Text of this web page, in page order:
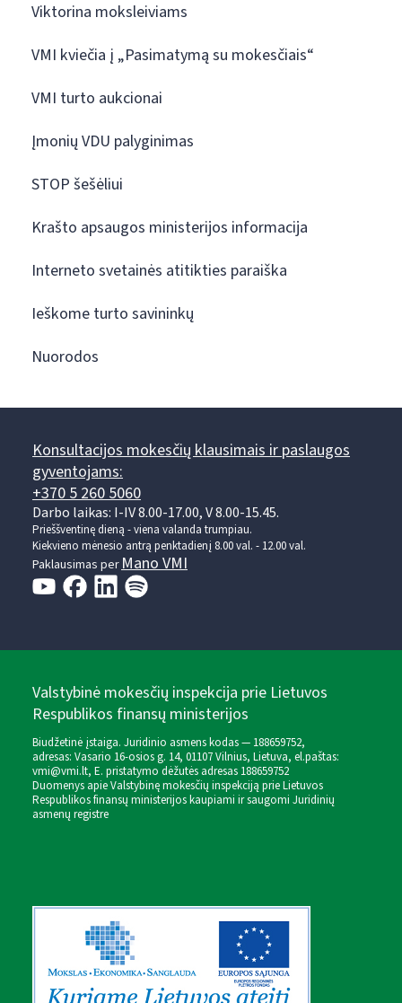
Viktorina moksleiviams
VMI kviečia į „Pasimatymą su mokesčiais“
VMI turto aukcionai
Įmonių VDU palyginimas
STOP šešėliui
Krašto apsaugos ministerijos informacija
Interneto svetainės atitikties paraiška
Ieškome turto savininkų
Nuorodos
Konsultacijos mokesčių klausimais ir paslaugos
gyventojams:
+370 5 260 5060
Darbo laikas: I-IV 8.00-17.00, V 8.00-15.45.
Prieššventinę dieną - viena valanda trumpiau.
Kiekvieno mėnesio antrą penktadienį 8.00 val. - 12.00 val.
Paklausimas perMano VMI
Valstybinė mokesčių inspekcija prie Lietuvos
Respublikos finansų ministerijos
Biudžetinė įstaiga. Juridinio asmens kodas — 188659752,
adresas: Vasario 16-osios g. 14, 01107 Vilnius, Lietuva, el.paštas:
vmi@vmi.lt, E. pristatymo dėžutės adresas 188659752
Duomenys apie Valstybinę mokesčių inspekciją prie Lietuvos
Respublikos finansų ministerijos kaupiami ir saugomi Juridinių
asmenų registre